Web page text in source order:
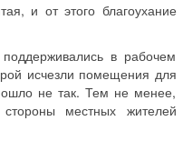
и от этого благоухание
в рабочем
исчезли помещения для
не так. Тем не менее,
местных жителей